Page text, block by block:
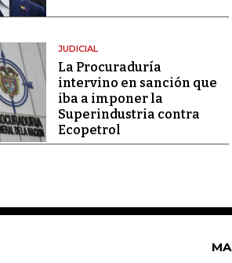
JUDICIAL
La Procuraduría
intervino en sanción que
iba a imponer la
Superindustria contra
Ecopetrol